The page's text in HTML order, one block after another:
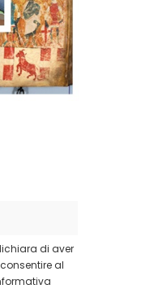
di aver
al